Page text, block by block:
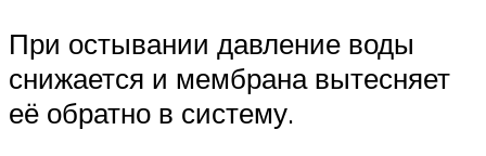
При остывании давление воды
снижается и мембрана вытесняет
её обратно в систему.